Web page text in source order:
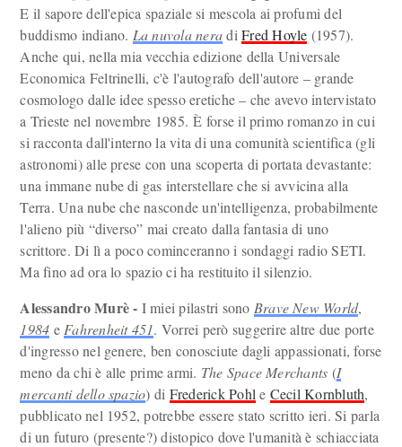
E il sapore dell'epica spaziale si mescola ai profumi del
buddismo indiano. La nuvola neradiFred Hoyle (1957).
Anche qui, nella mia vecchia edizione della Universale
Economica Feltrinelli, c'è l'autografo dell'autore – grande
cosmologo dalle idee spesso eretiche – che avevo intervistato
a Trieste nel novembre 1985. È forse il primo romanzo in cui
si racconta dall'interno la vita di una comunità scientifica (gli
astronomi) alle prese con una scoperta di portata devastante:
una immane nube di gas interstellare che si avvicina alla
Terra. Una nube che nasconde un'intelligenza, probabilmente
l'alieno più “diverso” mai creato dalla fantasia di uno
scrittore. Di lì a poco cominceranno i sondaggi radio SETI.
Ma fino ad ora lo spazio ci ha restituito il silenzio.
Alessandro Murè - I miei pilastri sono Brave New World,
1984 e Fahrenheit 451. Vorrei però suggerire altre due porte
d'ingresso nel genere, ben conosciute dagli appassionati, forse
meno da chi è alle prime armi. The Space Merchants (I
mercanti dello spazio) di Frederick Pohl e Cecil Kornbluth,
pubblicato nel 1952, potrebbe essere stato scritto ieri. Si parla
di un futuro (presente?) distopico dove l'umanità è schiacciata